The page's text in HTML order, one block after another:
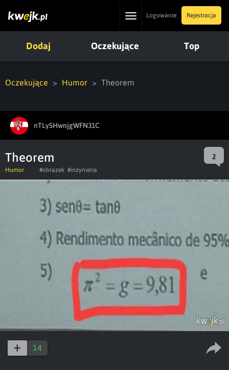
ToggleLogowanie Rejestracja
Dodaj Oczekujące Top
Oczekujące Humor Theorem
nTLySHwnjgWFN31C
Theorem 2
Humor #obrazek #inzynieria
14